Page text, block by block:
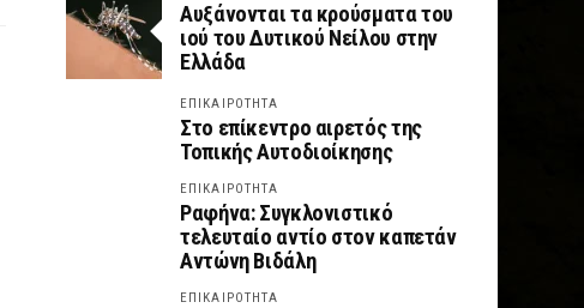
Αυξάνονται τα κρούσματα του
ιού του Δυτικού Νείλου στην
Ελλάδα
ΕΠΙΚΑΙΡΟΤΗΤΑ
Στο επίκεντρο αιρετός της
Τοπικής Αυτοδιοίκησης
ΕΠΙΚΑΙΡΟΤΗΤΑ
Ραφήνα: Συγκλονιστικό
τελευταίο αντίο στον καπετάν
Αντώνη Βιδάλη
ΕΠΙΚΑΙΡΟΤΗΤΑ